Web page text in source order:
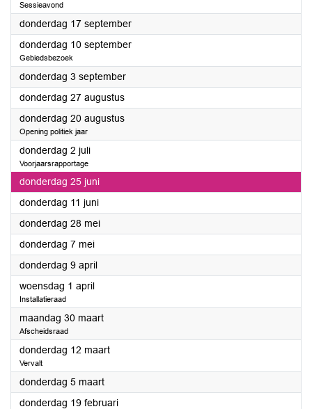
Sessieavond
donderdag 17 september2026
donderdag 10 september2026
Gebiedsbezoek
donderdag 3 september2026
donderdag 27 augustus2026
donderdag 20 augustus2026
Opening politiek jaar
donderdag 2 juli2026
Voorjaarsrapportage
donderdag 25 juni2026
donderdag 11 juni2026
donderdag 28 mei2026
donderdag 7 mei2026
donderdag 9 april2026
woensdag 1 april2026
Installatieraad
maandag 30 maart2026
Afscheidsraad
donderdag 12 maart2026
Vervalt
donderdag 5 maart2026
donderdag 19 februari2026